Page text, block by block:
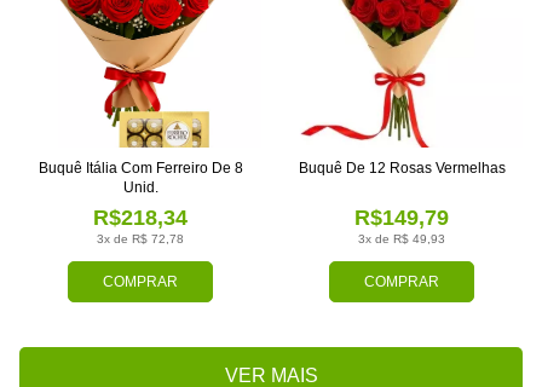
COMPRAR
3x de R$ 72,78
R$218,34
Buquê Itália Com Ferreiro De 8
Unid.
COMPRAR
3x de R$ 49,93
R$149,79
Buquê De 12 Rosas Vermelhas
VER MAIS